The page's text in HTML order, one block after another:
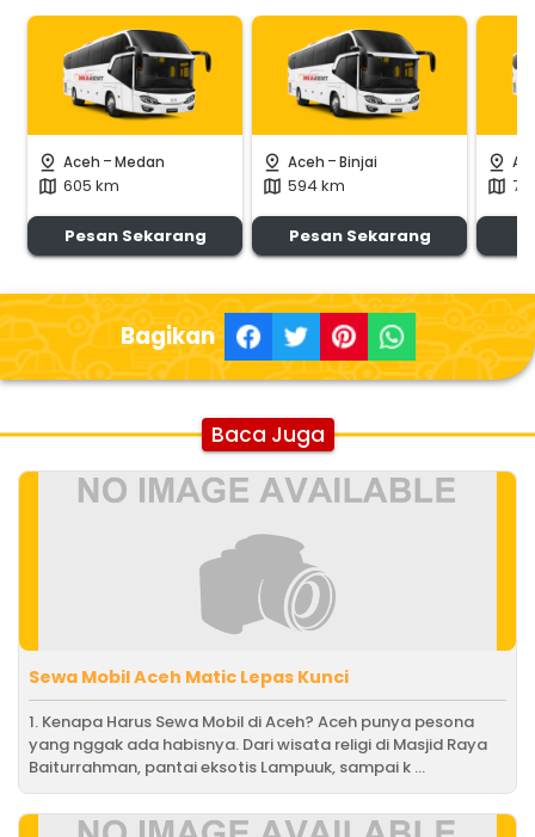
pin_drop Aceh -Medan
map 605 km
Pesan Sekarang
pin_drop Aceh -Binjai
map 594 km
Pesan Sekarang
pin_drop
map
Bagikan
Baca Juga
Sewa Mobil Aceh Matic Lepas Kunci
1. Kenapa Harus Sewa Mobil di Aceh? Aceh punya pesona
yang nggak ada habisnya. Dari wisata religi di Masjid Raya
Baiturrahman, pantai eksotis Lampuuk, sampai k ...